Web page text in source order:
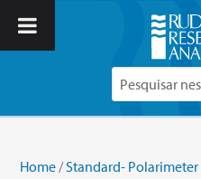
Home /Standard- Polarimeter